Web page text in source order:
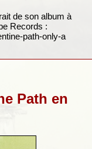
de son album à
Records :
path-only-a
Path en